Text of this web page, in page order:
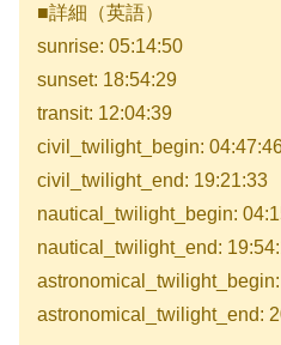
■詳細（英語）
sunrise: 05:14:50
sunset: 18:54:29
transit: 12:04:39
civil_twilight_begin:
civil_twilight_end: 19:21:33
nautical_twilight_begin:
nautical_twilight_end:
astronomical_twilight_end: